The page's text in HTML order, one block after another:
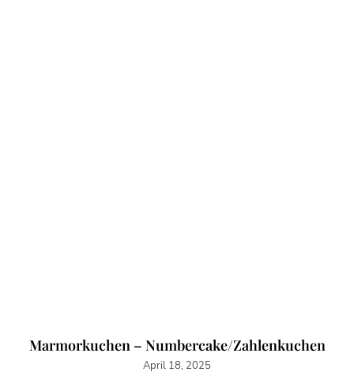
Marmorkuchen – Numbercake/Zahlenkuchen
April 18, 2025